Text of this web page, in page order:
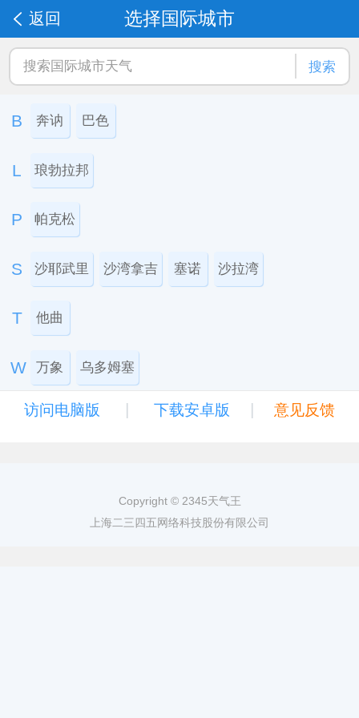
选择国际城市
返回
搜索
B 奔讷 巴色
L 琅勃拉邦
P 帕克松
S 沙耶武里 沙湾拿吉 塞诺 沙拉湾
T 他曲
W 万象 乌多姆塞
访问电脑版 | 下载安卓版 | 意见反馈
Copyright © 2345天气王
上海二三四五网络科技股份有限公司